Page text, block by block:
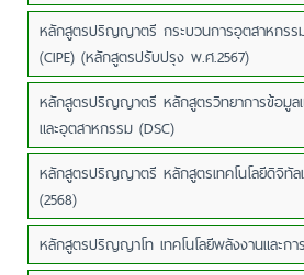
หลักสูตรปริญญาตรี กระบวนการอุตสาหกรร
(CIPE) (หลักสูตรปรับปรุง พ.ศ.2567)
หลักสูตรปริญญาตรี หลักสูตรวิทยาการข้อมูล
และอุตสาหกรรม (DSC)
หลักสูตรปริญญาตรี หลักสูตรเทคโนโลยีดิจิทัล
(2568)
หลักสูตรปริญญาโท เทคโนโลยีพลังงานและกา